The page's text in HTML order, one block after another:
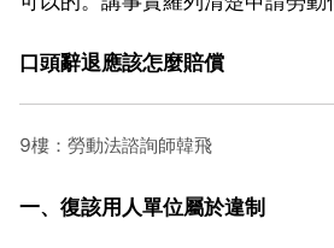
口頭辭退應該怎麼賠償
9樓：勞動法諮詢師韓飛
一、復該用人單位屬於違制